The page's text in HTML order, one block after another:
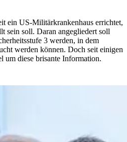
ein US-Militärkrankenhaus errichtet,
sein soll. Daran angegliedert soll
3 werden, in dem
werden können. Doch seit einigen
um diese brisante Information.